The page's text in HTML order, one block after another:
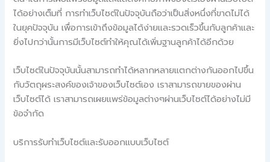
ได้อย่างเต็มที่ การทำเว็บไซต์ในปัจจุบันถือว่าเป็นสิ่งหนึ่งที่ขาดไม่ได้
ในยุคปัจจุบัน เพื่อการเข้าถึงข้อมูลได้ง่ายและรวดเร็วขึ้นกับลูกค้าและ
ยิ่งไปกว่านั้นการมีเว็บไซต์ทำให้คุณได้เพิ่มฐานลูกค้าได้อีกด้วย
เว็บไซต์ในปัจจุบันนั้นสามารถทำได้หลากหลายแตกต่างกันออกไปขึ้น
กับวัตถุผระสงค์ของเจ้าของเว็บไซต์เอง เราสามารถขายของผ่าน
เว็บไซต์ได้ เราสามารถเผยแพร่ข้อมูลต่างๆผ่านเว็บไซต์ได้อย่างไม่มี
ข้อจำกัด
บริการรับทำเว็บไซต์และรับออกแบบเว็บไซต์